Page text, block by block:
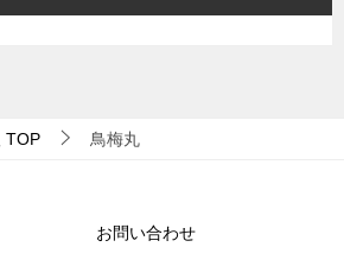
TOP 鳥梅丸
お問い合わせ